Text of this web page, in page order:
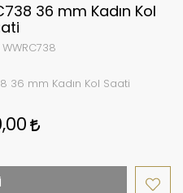
36 mm Kadın Kol
WWRC738
36 mm Kadın Kol Saati